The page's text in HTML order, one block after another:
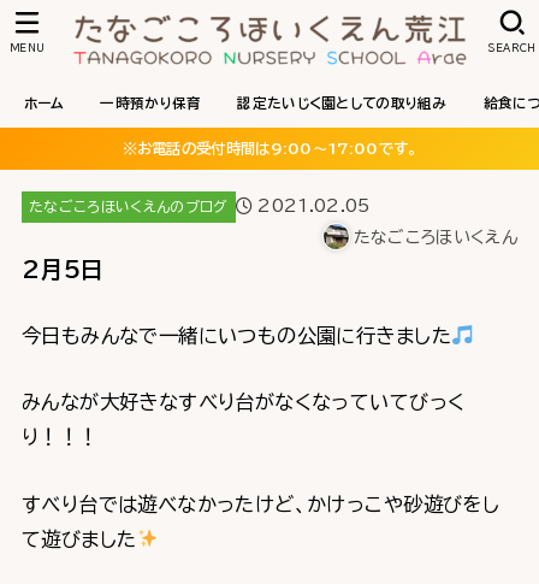
ホーム 一時預かり保育 認定たいじく園としての取り組み 給食に
SEARCH
MENU
※お電話の受付時間は9:00〜17:00です。
たなごころほいくえんのブログ
2021.02.05
たなごころほいくえん
2月5日
今日もみんなで一緒にいつもの公園に行きました
みんなが大好きなすべり台がなくなっていてびっく
り！！！
すべり台では遊べなかったけど、かけっこや砂遊びをし
て遊びました